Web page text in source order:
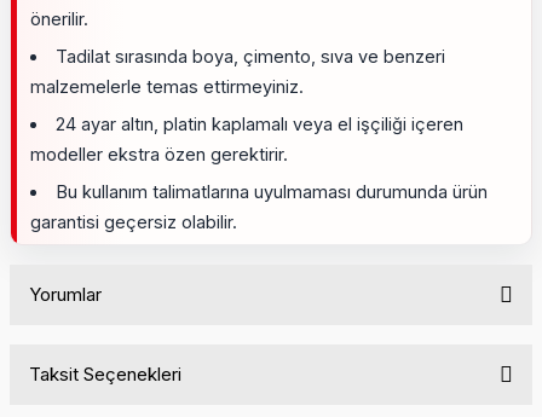
önerilir.
Tadilat sırasında boya, çimento, sıva ve benzeri
malzemelerle temas ettirmeyiniz.
24 ayar altın, platin kaplamalı veya el işçiliği içeren
modeller ekstra özen gerektirir.
Bu kullanım talimatlarına uyulmaması durumunda ürün
garantisi geçersiz olabilir.
Yorumlar
Taksit Seçenekleri